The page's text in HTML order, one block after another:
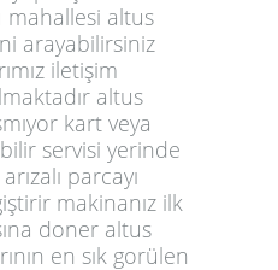
altus
arayabilirsiniz
iletişim
altus
kart veya
servisi yerinde
parcayı
makinanız ilk
doner altus
en sık gorülen